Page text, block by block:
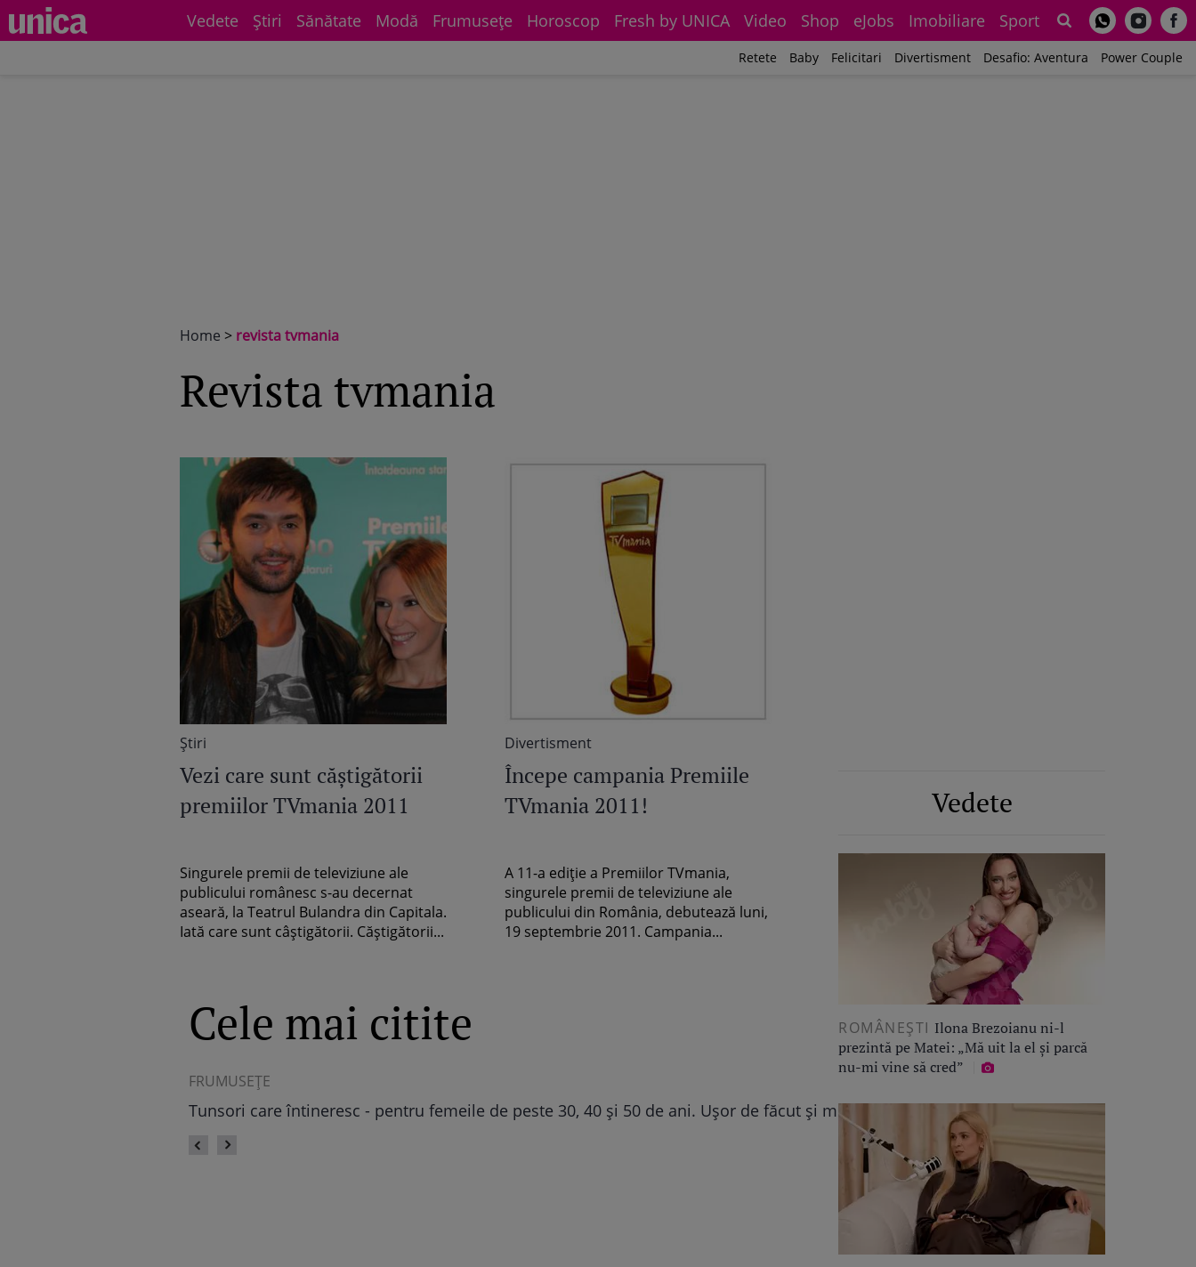
Vedete Știri Sănătate Modă Frumuseţe Horoscop Fresh by UNICA Video Shop eJobs Imobiliare Sport
Retete Baby Felicitari Divertisment Desafio: Aventura Power Couple
Home > revista tvmania
revista tvmania
Știri
Vezi care sunt căştigătorii
premiilor TVmania 2011
Singurele premii de televiziune ale
publicului românesc s-au decernat
aseară, la Teatrul Bulandra din Capitala.
Iată care sunt câştigătorii. Căştigătorii...
Divertisment
Începe campania Premiile
TVmania 2011!
A 11-a ediţie a Premiilor TVmania,
singurele premii de televiziune ale
publicului din România, debutează luni,
19 septembrie 2011. Campania...
Cele mai citite
ASTRO FUN
Horoscop chinezesc 2024: Cele mai norocoase zodii în Anul Dragonului
Vedete
ROMÂNEŞTI Ilona Brezoianu ni-l
prezintă pe Matei: „Mă uit la el și parcă
nu-mi vine să cred”